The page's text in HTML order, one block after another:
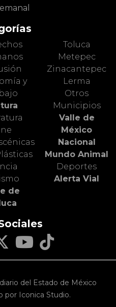
y
de
Toluca
Metepec
Zinacantepec
Lerma
Otros
Municipios
Valle de
México
Nacional
Mundo Animal
Deportes
Alerta Vial
del Estado de México
por Iconica Studio.